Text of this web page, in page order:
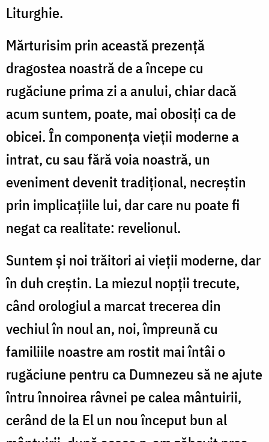
Liturghie.
Mărturisim prin această prezenţă
dragostea noastră de a începe cu
rugăciune prima zi a anului, chiar dacă
acum suntem, poate, mai obosiţi ca de
obicei. În componenţa vieţii moderne a
intrat, cu sau fără voia noastră, un
eveniment devenit tradiţional, necreştin
prin implicaţiile lui, dar care nu poate fi
negat ca realitate: revelionul.
Suntem şi noi trăitori ai vieţii moderne, dar
în duh creştin. La miezul nopţii trecute,
când orologiul a marcat trecerea din
vechiul în noul an, noi, împreună cu
familiile noastre am rostit mai întâi o
rugăciune pentru ca Dumnezeu să ne ajute
întru înnoirea râvnei pe calea mântuirii,
cerând de la El un nou început bun al